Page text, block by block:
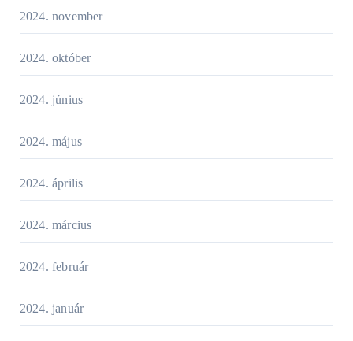
2024. november
2024. október
2024. június
2024. május
2024. április
2024. március
2024. február
2024. január